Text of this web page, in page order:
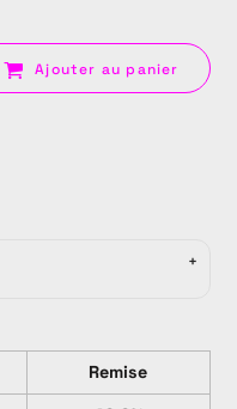
Ajouter au panier
Remise